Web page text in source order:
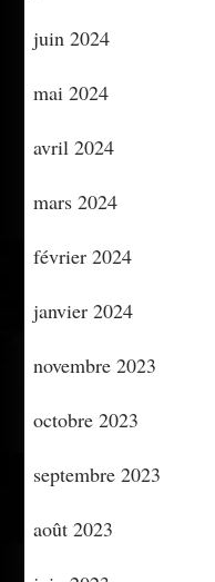
juin 2024
mai 2024
avril 2024
mars 2024
février 2024
janvier 2024
novembre 2023
octobre 2023
septembre 2023
août 2023